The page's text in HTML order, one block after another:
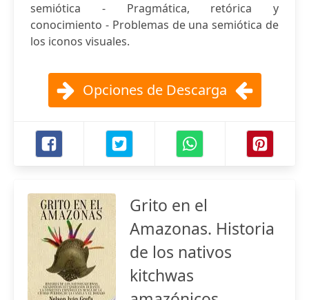
semiótica - Pragmática, retórica y
conocimiento - Problemas de una semiótica de
los iconos visuales.
Opciones de Descarga
Grito en el
Amazonas. Historia
de los nativos
kitchwas